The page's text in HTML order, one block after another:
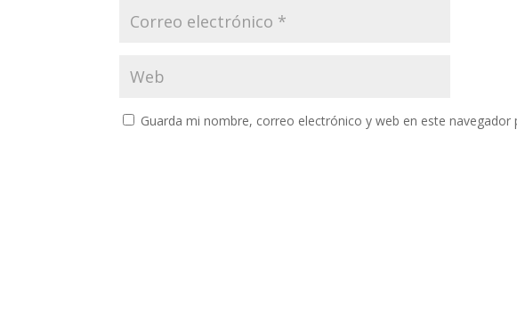
Guarda mi nombre, correo electrónico y web en este